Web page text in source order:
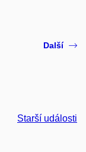
Další
Starší události